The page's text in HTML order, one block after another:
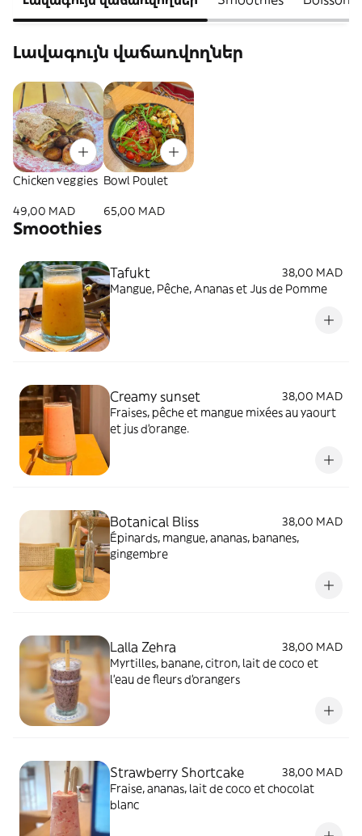
Լավագույն վաճառվողներ
Chicken veggies
49,00 MAD
Bowl Poulet
65,00 MAD
Smoothies
Tafukt
38,00 MAD
Mangue, Pêche, Ananas et Jus de Pomme
Creamy sunset
38,00 MAD
Fraises, pêche et mangue mixées au yaourt
et jus d’orange.
Botanical Bliss
38,00 MAD
Épinards, mangue, ananas, bananes,
gingembre
Lalla Zehra
38,00 MAD
Myrtilles, banane, citron, lait de coco et
l'eau de fleurs d'orangers
Strawberry Shortcake
38,00 MAD
Fraise, ananas, lait de coco et chocolat
blanc